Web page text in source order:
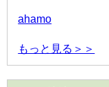
ahamo
もっと見る＞＞